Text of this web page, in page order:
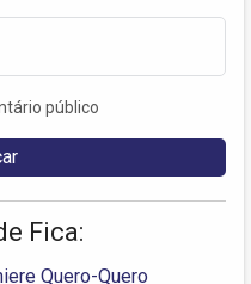
público
Fica:
Quero-Quero